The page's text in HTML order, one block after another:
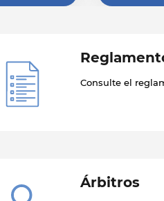
Consulte el
Árbitros